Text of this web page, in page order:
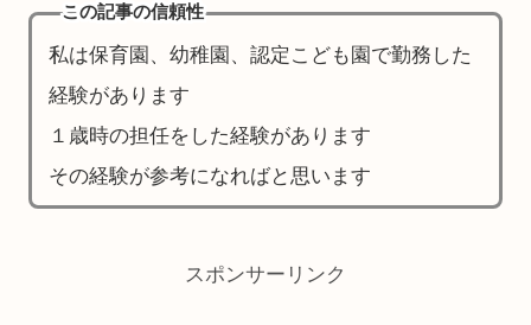
この記事の信頼性
私は保育園、幼稚園、認定こども園で勤務した
経験があります
１歳時の担任をした経験があります
その経験が参考になればと思います
スポンサーリンク